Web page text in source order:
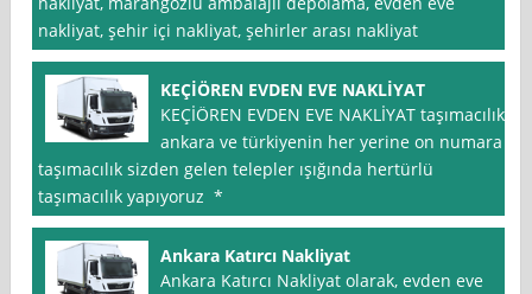
nakliyat, şehir içi nakliyat, şehirler arası nakliyat
KEÇİÖREN EVDEN EVE NAKLİYAT
KEÇİÖREN EVDEN EVE NAKLİYAT taşımacılık
ankara ve türkiyenin her yerine on numara
taşımacılık sizden gelen telepler ışığında hertürlü
taşımacılık yapıyoruz *
Ankara Katırcı Nakliyat
Ankara Katırcı Nakliyat olarak, evden eve